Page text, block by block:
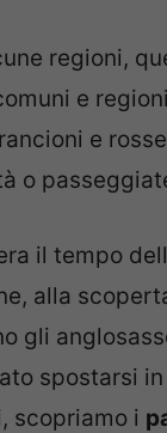
regioni,
e
e
o
il tempo
alla
gli
spostarsi
scopriamo i